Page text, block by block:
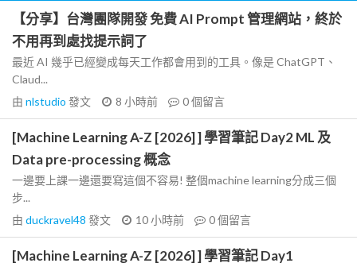
【分享】台灣團隊開發 免費 AI Prompt 管理網站，終於
不用再到處找提示詞了
最近 AI 幾乎已經變成每天工作都會用到的工具。像是 ChatGPT、
Claud...
由 nlstudio 發文 8 小時前 0個留言
[Machine Learning A-Z [2026] ] 學習筆記 Day2 ML 及
Data pre-processing 概念
一邊要上課一邊還要寫這個不容易! 整個machine learning分成三個
步...
由 duckravel48 發文 10 小時前 0個留言
[Machine Learning A-Z [2026] ] 學習筆記 Day1